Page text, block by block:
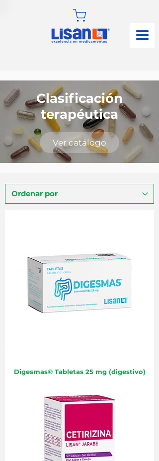
Clasificación
terapéutica
Ver catálogo
Digesmas® Tabletas 25 mg (digestivo)